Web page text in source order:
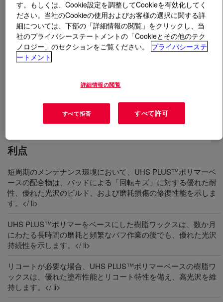
金属架橋型アクリルポリマー。超高速バーニッシュレス
ポンス。
用途
Home Care and Institutional Floor polishes that dry fast and
well as soil, mark resistance.
利点
短周期のメンテナンス環境において、UHS PLUS™ポリマーベ
ースの配合物は、パッドによる「回転キズ」に対する優れた耐
性、優れた光沢のビルド、および磨耗損傷の修復性能を示しま
す。</ li>
UHS PLUS™ポリマーをベースにした樹脂ワックスは、数か月
にわたる長時間の磨耗と頻繁なバフ作業の後でも、優れた光沢
持続性を示します。</ li>
リコートが必要な場合、UHS PLUS™ポリマーベースの樹脂ワ
ックスは、優れた塗布性能とリコート特性を備え、高光沢を維
持します。</ li>
す。もしくは、Cookie設定を調整してCookieを有効化してく
ださい。当社のCookieの使用およびお客様の選択に関する詳
細については、下部の「詳細情報の閲覧」をクリックし、当
社のプライバシーステートメントの「Cookieとその他のテク
ノロジー」のセクションをご覧ください。
プライバシーステ
ートメント
詳細情報の閲覧
すべて拒否 すべて許可